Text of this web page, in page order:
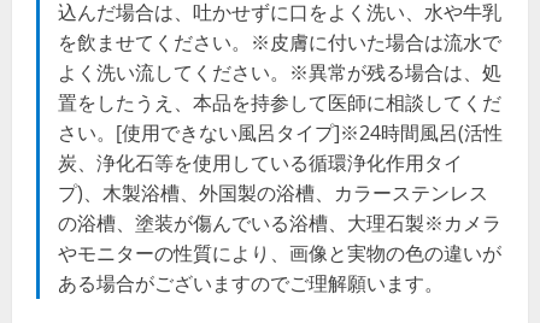
込んだ場合は、吐かせずに口をよく洗い、水や牛乳
を飲ませてください。※皮膚に付いた場合は流水で
よく洗い流してください。※異常が残る場合は、処
置をしたうえ、本品を持参して医師に相談してくだ
さい。[使用できない風呂タイプ]※24時間風呂(活性
炭、浄化石等を使用している循環浄化作用タイ
プ)、木製浴槽、外国製の浴槽、カラーステンレス
の浴槽、塗装が傷んでいる浴槽、大理石製※カメラ
やモニターの性質により、画像と実物の色の違いが
ある場合がございますのでご理解願います。